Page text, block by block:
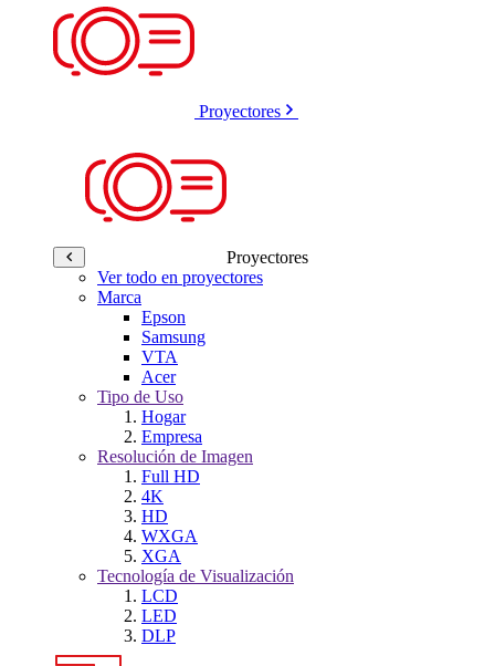
Proyectores
Proyectores
Ver todo en proyectores
Marca
Epson
Samsung
VTA
Acer
Tipo de Uso
Hogar
Empresa
Resolución de Imagen
Full HD
4K
HD
WXGA
XGA
Tecnología de Visualización
LCD
LED
DLP